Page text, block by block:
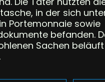
in der sich
Portemonnaie sowie
befanden.
Sachen